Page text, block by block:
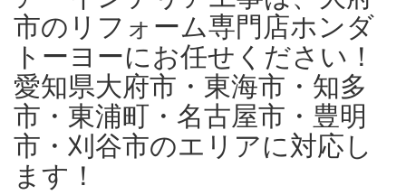
市のリフォーム専門店ホンダ
トーヨーにお任せください！
愛知県大府市・東海市・知多
市・東浦町・名古屋市・豊明
市・刈谷市のエリアに対応し
ます！